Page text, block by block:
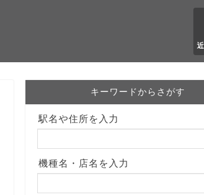
キーワードからさがす
駅名や住所を入力
機種名・店名を入力